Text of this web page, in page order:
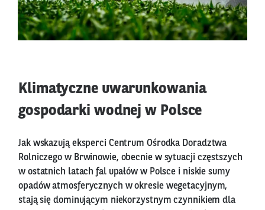
Klimatyczne uwarunkowania
gospodarki wodnej w Polsce
Jak wskazują eksperci Centrum Ośrodka Doradztwa
Rolniczego w Brwinowie, obecnie w sytuacji częstszych
w ostatnich latach fal upałów w Polsce i niskie sumy
opadów atmosferycznych w okresie wegetacyjnym,
stają się dominującym niekorzystnym czynnikiem dla